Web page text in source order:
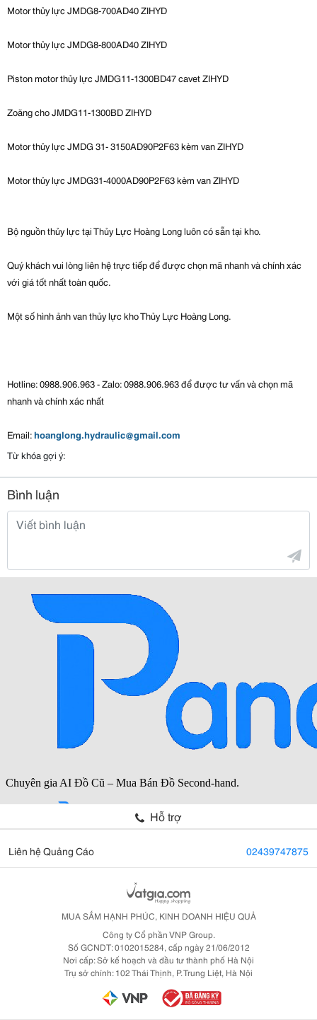
Motor thủy lực JMDG8-700AD40 ZIHYD
Motor thủy lực JMDG8-800AD40 ZIHYD
Piston motor thủy lực JMDG11-1300BD47 cavet ZIHYD
Zoăng cho JMDG11-1300BD ZIHYD
Motor thủy lực JMDG 31- 3150AD90P2F63 kèm van ZIHYD
Motor thủy lực JMDG31-4000AD90P2F63 kèm van ZIHYD
Bộ nguồn thủy lực tại Thủy Lực Hoàng Long luôn có sẵn tại kho.
Quý khách vui lòng liên hệ trực tiếp để được chọn mã nhanh và chính xác
với giá tốt nhất toàn quốc.
Một số hình ảnh van thủy lực kho Thủy Lực Hoàng Long.
Hotline: 0988.906.963 - Zalo: 0988.906.963 để được tư vấn và chọn mã
nhanh và chính xác nhất
Email:hoanglong.hydraulic@gmail.com
Từ khóa gợi ý:
Bình luận
Hỗ trợ
Liên hệ Quảng Cáo 02439747875
MUA SẮM HẠNH PHÚC, KINH DOANH HIỆU QUẢ
Công ty Cổ phần VNP Group.
Số GCNDT: 0102015284, cấp ngày 21/06/2012
Nơi cấp: Sở kế hoạch và đầu tư thành phố Hà Nội
Trụ sở chính: 102 Thái Thịnh, P. Trung Liệt, Hà Nội